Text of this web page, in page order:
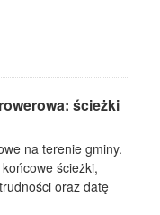
ścieżki
na terenie gminy.
ścieżki,
oraz datę